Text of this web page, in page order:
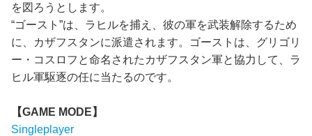
を図ろうとします。
“ゴースト”は、ラヒルを捕え、彼の軍を武装解除するため
に、カザフスタンに派遣されます。ゴーストは、グリゴリ
ー・コスロフと命名されたカザフスタン軍と協力して、ラ
ヒル軍駆逐の任に当たるのです。
【GAME MODE】
Singleplayer